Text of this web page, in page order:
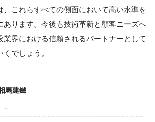
、これらすべての側面において高い水準を
あります。今後も技術革新と顧客ニーズへ
業界における信頼されるパートナーとして
でしょう。
馬建鐵
－